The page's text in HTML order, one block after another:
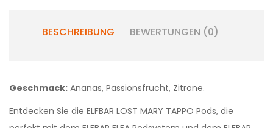
BESCHREIBUNG BEWERTUNGEN (0)
Geschmack: Ananas, Passionsfrucht, Zitrone.
Entdecken Sie die ELFBAR LOST MARY TAPPO Pods, die